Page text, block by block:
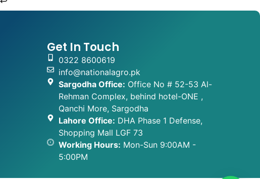
Get In Touch
0322 8600619
info@nationalagro.pk
Sargodha Office: Office No # 52-53 Al-
Rehman Complex, behind hotel-ONE ,
Qanchi More, Sargodha
Lahore Office: DHA Phase 1 Defense,
Shopping Mall LGF 73
Working Hours: Mon-Sun 9:00AM -
5:00PM